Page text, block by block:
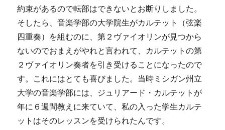
約束があるので転部はできないとお断りしました。
そしたら、音楽学部の大学院生がカルテット（弦楽
四重奏）を組むのに、第２ヴァイオリンが見つから
ないのでおまえがやれと言われて、カルテットの第
２ヴァイオリン奏者を引き受けることになったので
す。これにはとても喜びました。当時ミシガン州立
大学の音楽学部には、ジュリアード・カルテットが
年に６週間教えに来ていて、私の入った学生カルテ
ットはそのレッスンを受けられたんです。